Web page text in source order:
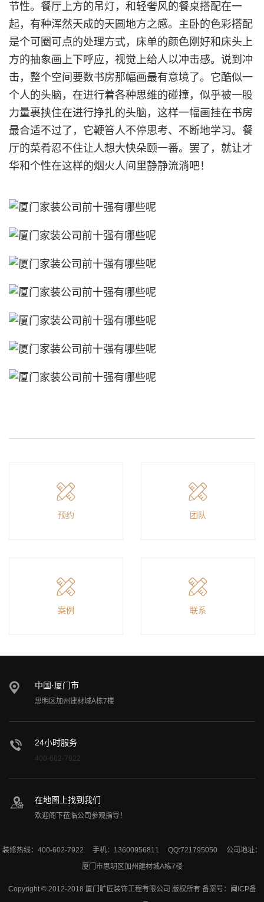
节性。餐厅上方的吊灯，和轻奢风的餐桌搭配在一
起，有种浑然天成的天圆地方之感。主卧的色彩搭配
是个可圈可点的处理方式，床单的颜色刚好和床头上
方的抽象画上下呼应，视觉上给人以冲击感。说到冲
击，整个空间要数书房那幅画最有意境了。它酷似一
个人的头脑，在进行着各种思维的碰撞，似乎被一股
力量裹挟住在进行挣扎的头脑，这样一幅画挂在书房
最合适不过了，它鞭笞人不停思考、不断地学习。餐
厅的菜肴忍不住让人想大快朵颐一番。罢了，就让才
华和个性在这样的烟火人间里静静流淌吧！
预约 团队
案例 联系
中国·厦门市
思明区加州建材城A栋7楼
24小时服务
400-602-7922
在地图上找到我们
欢迎阁下莅临公司参观指导！
装修热线：400-602-7922 手机：13600956811 QQ:721795050 公司地址：
厦门市思明区加州建材城A栋7楼
Copyright © 2012-2018 厦门旷匠装饰工程有限公司 版权所有 备案号：
闽ICP备